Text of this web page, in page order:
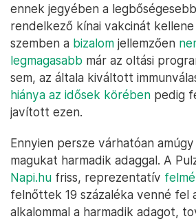
ennek jegyében a
rendelkező kínai vakcinát
szemben a bizalom jellemzően
legmagasabb már az oltási
sem, az általa kiváltott
hiánya az idősek körében pedig
javított ezen.
Ennyien persze várhatóan
magukat harmadik adaggal. A
Napi.hu friss, reprezentatív
felnőttek 19 százaléka venné fel
alkalommal a harmadik adagot,